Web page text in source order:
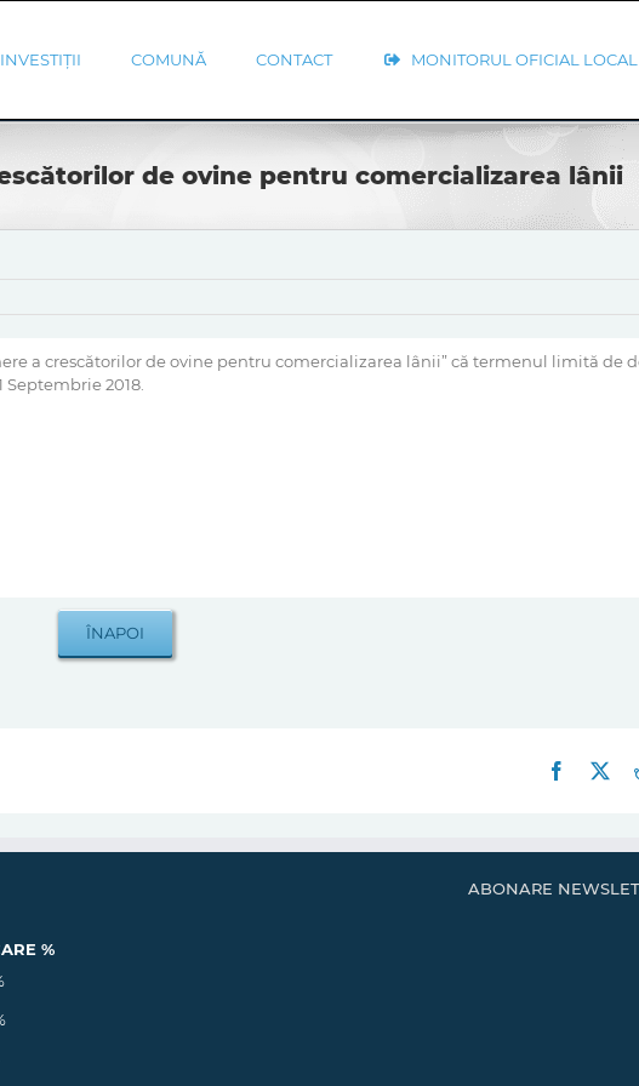
COMUNĂ CONTACT MONITORUL OFICIAL LOCAL
de ovine pentru comercializarea lânii
a crescătorilor de ovine pentru comercializarea lânii” că termenul limită de
2018.
Facebook
%
ABONARE